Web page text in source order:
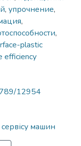
, упрочнение,
,
,
plastic
efficiency
12954
сервісу машин